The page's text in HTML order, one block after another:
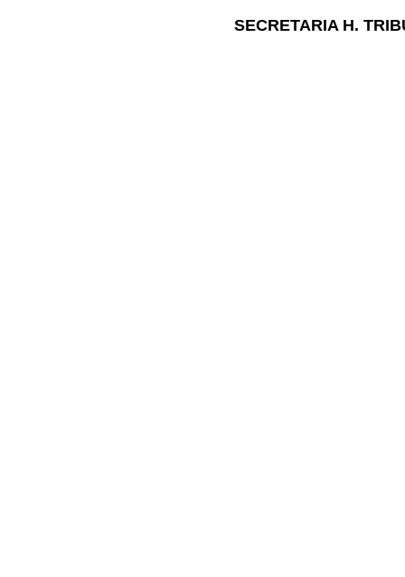
SECRETARIA H.